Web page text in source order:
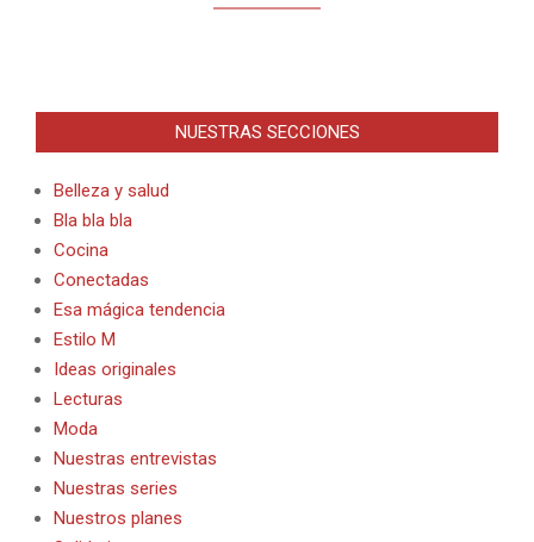
NUESTRAS SECCIONES
Belleza y salud
Bla bla bla
Cocina
Conectadas
Esa mágica tendencia
Estilo M
Ideas originales
Lecturas
Moda
Nuestras entrevistas
Nuestras series
Nuestros planes